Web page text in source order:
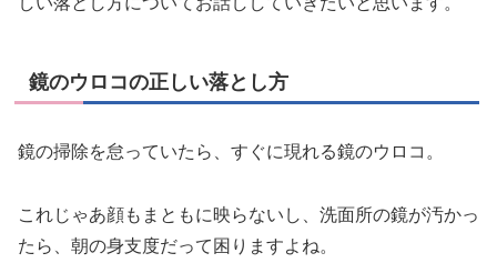
鏡のウロコの正しい落とし方
鏡の掃除を怠っていたら、すぐに現れる鏡のウロコ。
これじゃあ顔もまともに映らないし、洗面所の鏡が汚かっ
たら、朝の身支度だって困りますよね。